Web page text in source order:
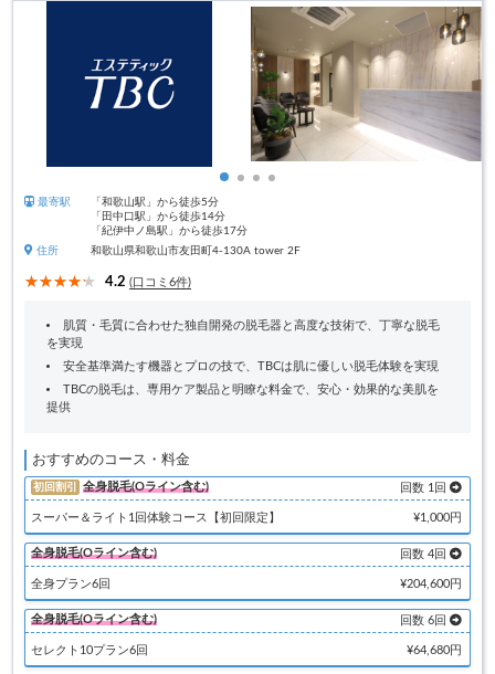
最寄駅
「和歌山駅」から徒歩5分
「田中口駅」から徒歩14分
「紀伊中ノ島駅」から徒歩17分
住所
和歌山県和歌山市友田町4-130A tower 2F
4.2 (口コミ6件)
肌質・毛質に合わせた独自開発の脱毛器と高度な技術で、丁寧な脱毛
を実現
安全基準満たす機器とプロの技で、TBCは肌に優しい脱毛体験を実現
TBCの脱毛は、専用ケア製品と明瞭な料金で、安心・効果的な美肌を
提供
おすすめのコース・料金
初回割引 全身脱毛(Oライン含む) 回数 1回
スーパー＆ライト1回体験コース【初回限定】 ¥1,000円
全身脱毛(Oライン含む) 回数 4回
全身プラン6回 ¥204,600円
全身脱毛(Oライン含む) 回数 6回
セレクト10プラン6回 ¥64,680円